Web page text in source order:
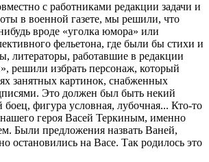
с работниками редакции задачи и
в военной газете, мы решили, что
вроде «уголка юмора» или
фельетона, где были бы стихи и
литераторы, работавшие в редакции
решили избрать персонаж, который
занятных картинок, снабженных
Это должен был быть некий
фигура условная, лубочная... Кто-то
героя Васей Теркиным, именно
Были предложения назвать Ваней,
остановились на Васе. Так родилось это